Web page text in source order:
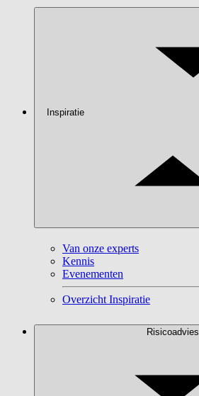
Inspiratie
Van onze experts
Kennis
Evenementen
Overzicht Inspiratie
Risicoadvies